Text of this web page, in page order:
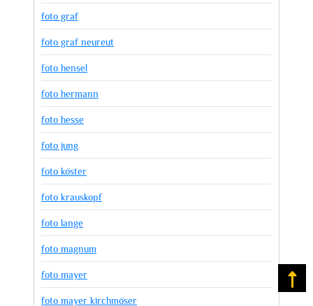
foto graf
foto graf neureut
foto hensel
foto hermann
foto hesse
foto jung
foto köster
foto krauskopf
foto lange
foto magnum
foto mayer
foto mayer kirchmöser